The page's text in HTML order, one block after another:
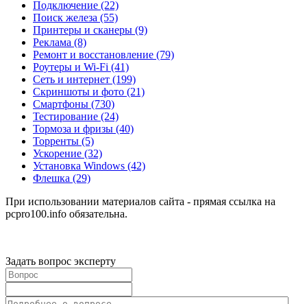
Подключение (22)
Поиск железа (55)
Принтеры и сканеры (9)
Реклама (8)
Ремонт и восстановление (79)
Роутеры и Wi-Fi (41)
Сеть и интернет (199)
Скриншоты и фото (21)
Смартфоны (730)
Тестирование (24)
Тормоза и фризы (40)
Торренты (5)
Ускорение (32)
Установка Windows (42)
Флешка (29)
При использовании материалов сайта - прямая ссылка на
pcpro100.info обязательна.
Задать вопрос эксперту